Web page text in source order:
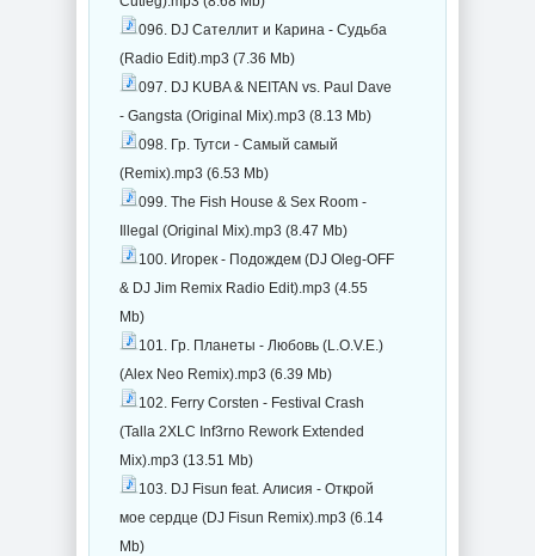
096. DJ Сателлит и Карина - Судьба
(Radio Edit).mp3 (7.36 Mb)
097. DJ KUBA & NEITAN vs. Paul Dave
- Gangsta (Original Mix).mp3 (8.13 Mb)
098. Гр. Тутси - Самый самый
(Remix).mp3 (6.53 Mb)
099. The Fish House & Sex Room -
Illegal (Original Mix).mp3 (8.47 Mb)
100. Игорек - Подождем (DJ Oleg-OFF
& DJ Jim Remix Radio Edit).mp3 (4.55
Mb)
101. Гр. Планеты - Любовь (L.O.V.E.)
(Alex Neo Remix).mp3 (6.39 Mb)
102. Ferry Corsten - Festival Crash
(Talla 2XLC Inf3rno Rework Extended
Mix).mp3 (13.51 Mb)
103. DJ Fisun feat. Алисия - Открой
мое сердце (DJ Fisun Remix).mp3 (6.14
Mb)